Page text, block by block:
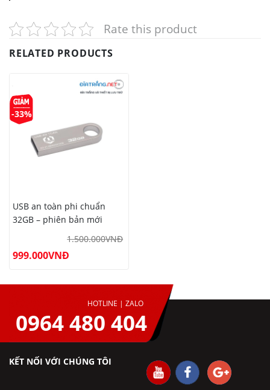
Rate this product
RELATED PRODUCTS
-33%
USB an toàn phi chuẩn
32GB – phiên bản mới
1.500.000VNĐ
999.000VNĐ
HOTLINE | ZALO
0964 480 404
KẾT NỐI VỚI CHÚNG TÔI